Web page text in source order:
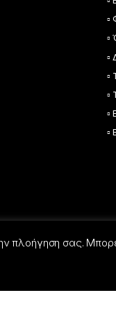
▫
▫
▫
▫
▫
▫
▫
πλοήγηση σας.